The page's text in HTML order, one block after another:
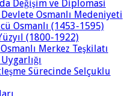
Değişim ve Diplomasi
Osmanlı Medeniyeti
Osmanlı (1453-1595)
(1800-1922)
Merkez Teşkilatı
Sürecinde Selçuklu